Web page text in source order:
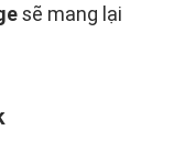
sẽ mang lại